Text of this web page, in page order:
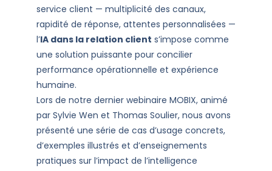
service client — multiplicité des canaux,
rapidité de réponse, attentes personnalisées —
l’IA dans la relation client s’impose comme
une solution puissante pour concilier
performance opérationnelle et expérience
humaine.
Lors de notre dernier webinaire MOBIX, animé
par Sylvie Wen et Thomas Soulier, nous avons
présenté une série de cas d’usage concrets,
d’exemples illustrés et d’enseignements
pratiques sur l’impact de l’intelligence